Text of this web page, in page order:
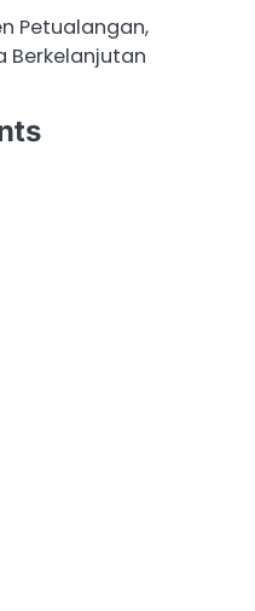
Petualangan,
Berkelanjutan